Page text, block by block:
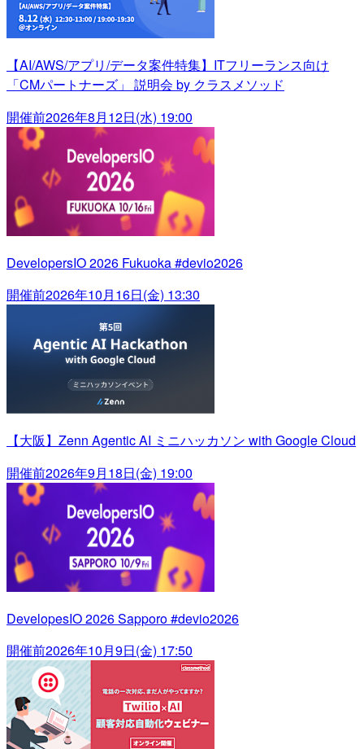
【AI/AWS/アプリ/データ案件特集】ITフリーランス向け
「CMパートナーズ」 説明会 by クラスメソッド
開催前2026年8月12日(水) 19:00
DevelopersIO 2026 Fukuoka #devio2026
開催前2026年10月16日(金) 13:30
【大阪】Zenn Agentic AI ミニハッカソン with Google Cloud
開催前2026年9月18日(金) 19:00
DevelopesIO 2026 Sapporo #devio2026
開催前2026年10月9日(金) 17:50